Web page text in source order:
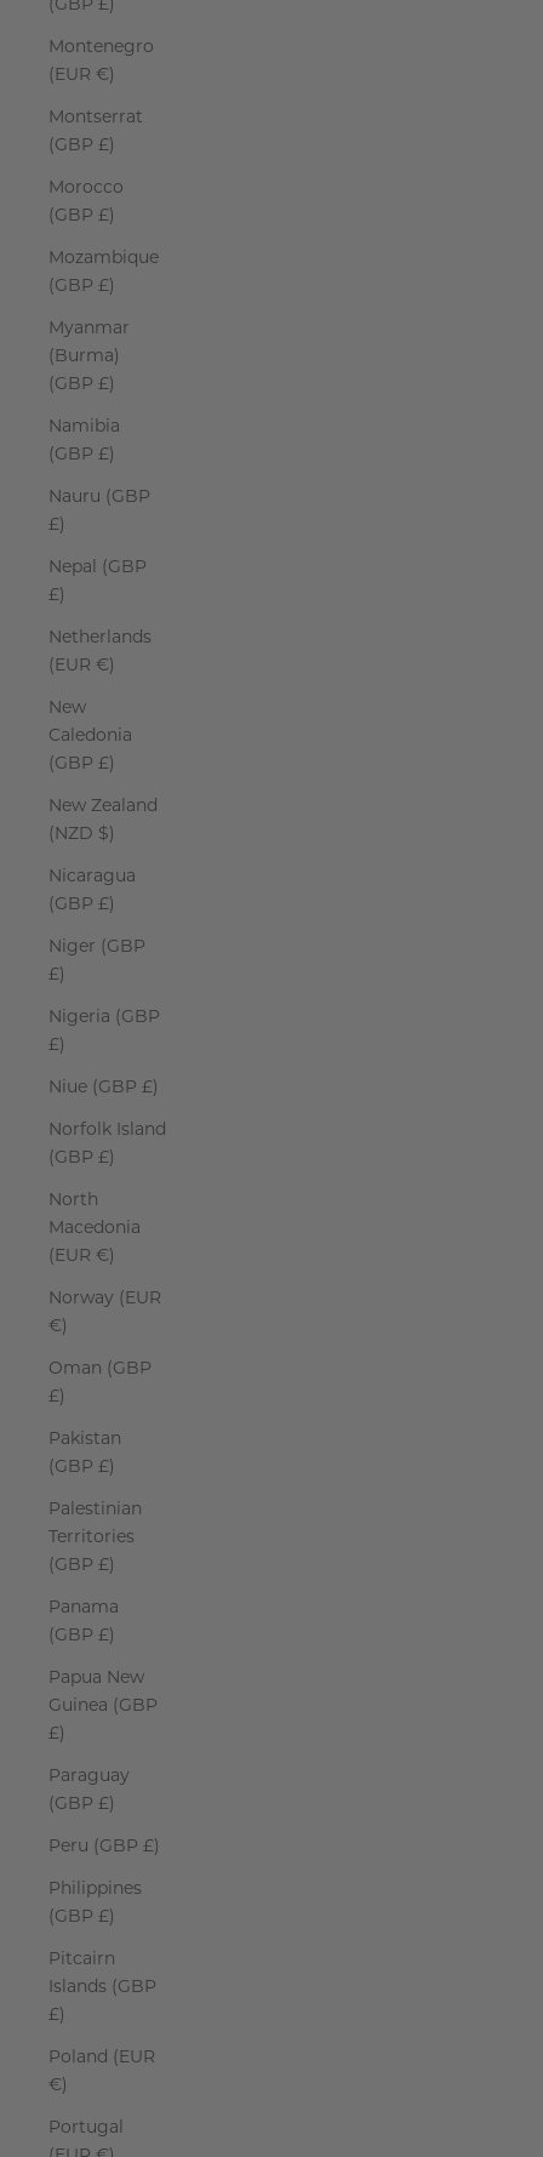
Montenegro
(EUR €)
Montserrat
(GBP £)
Morocco
(GBP £)
Mozambique
(GBP £)
Myanmar
(Burma)
(GBP £)
Namibia
(GBP £)
Nauru (GBP
£)
Nepal (GBP
£)
Netherlands
(EUR €)
New
Caledonia
(GBP £)
New Zealand
(NZD $)
Nicaragua
(GBP £)
Niger (GBP
£)
Nigeria (GBP
£)
Niue (GBP £)
Norfolk Island
(GBP £)
North
Macedonia
(EUR €)
Norway (EUR
€)
Oman (GBP
£)
Pakistan
(GBP £)
Palestinian
Territories
(GBP £)
Panama
(GBP £)
Papua New
Guinea (GBP
£)
Paraguay
(GBP £)
Peru (GBP £)
Philippines
(GBP £)
Pitcairn
Islands (GBP
£)
Poland (EUR
€)
Portugal